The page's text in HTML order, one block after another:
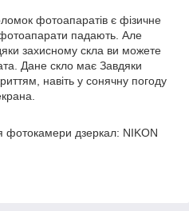
фотоапаратів є фізичне
падають. Але
захисному скла ви можете
Дане скло має Завдяки
навіть у сонячну погоду
фотокамери дзеркал: NIKON